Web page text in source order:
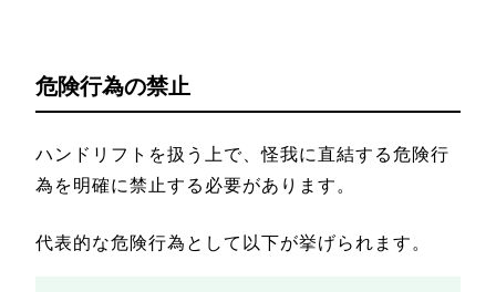
危険行為の禁止
ハンドリフトを扱う上で、怪我に直結する危険行
為を明確に禁止する必要があります。
代表的な危険行為として以下が挙げられます。